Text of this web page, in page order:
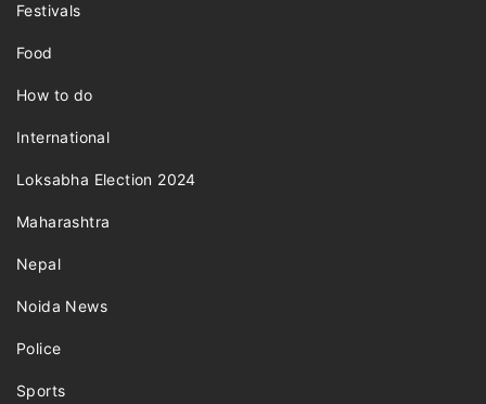
Festivals
Food
How to do
International
Loksabha Election 2024
Maharashtra
Nepal
Noida News
Police
Sports